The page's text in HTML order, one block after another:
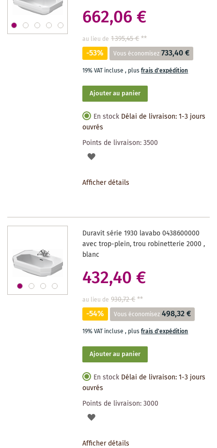
662,06 €
au lieu de 1 395,45 €**
-53% Vous économisez 733,40 €
19% VAT incluse, plusfrais d'expédition
Ajouter au panier
En stock Délai de livraison: 1-3 jours
ouvrés
Points de livraison:3500
AJOUTER
SOUHAITS
Afficher détails
Duravit série 1930 lavabo 0438600000
avec trop-plein, trou robinetterie 2000 ,
blanc
432,40 €
au lieu de 930,72 €**
-54% Vous économisez 498,32 €
19% VAT incluse, plusfrais d'expédition
Ajouter au panier
En stock Délai de livraison: 1-3 jours
ouvrés
Points de livraison:3000
AJOUTER
Afficher détails